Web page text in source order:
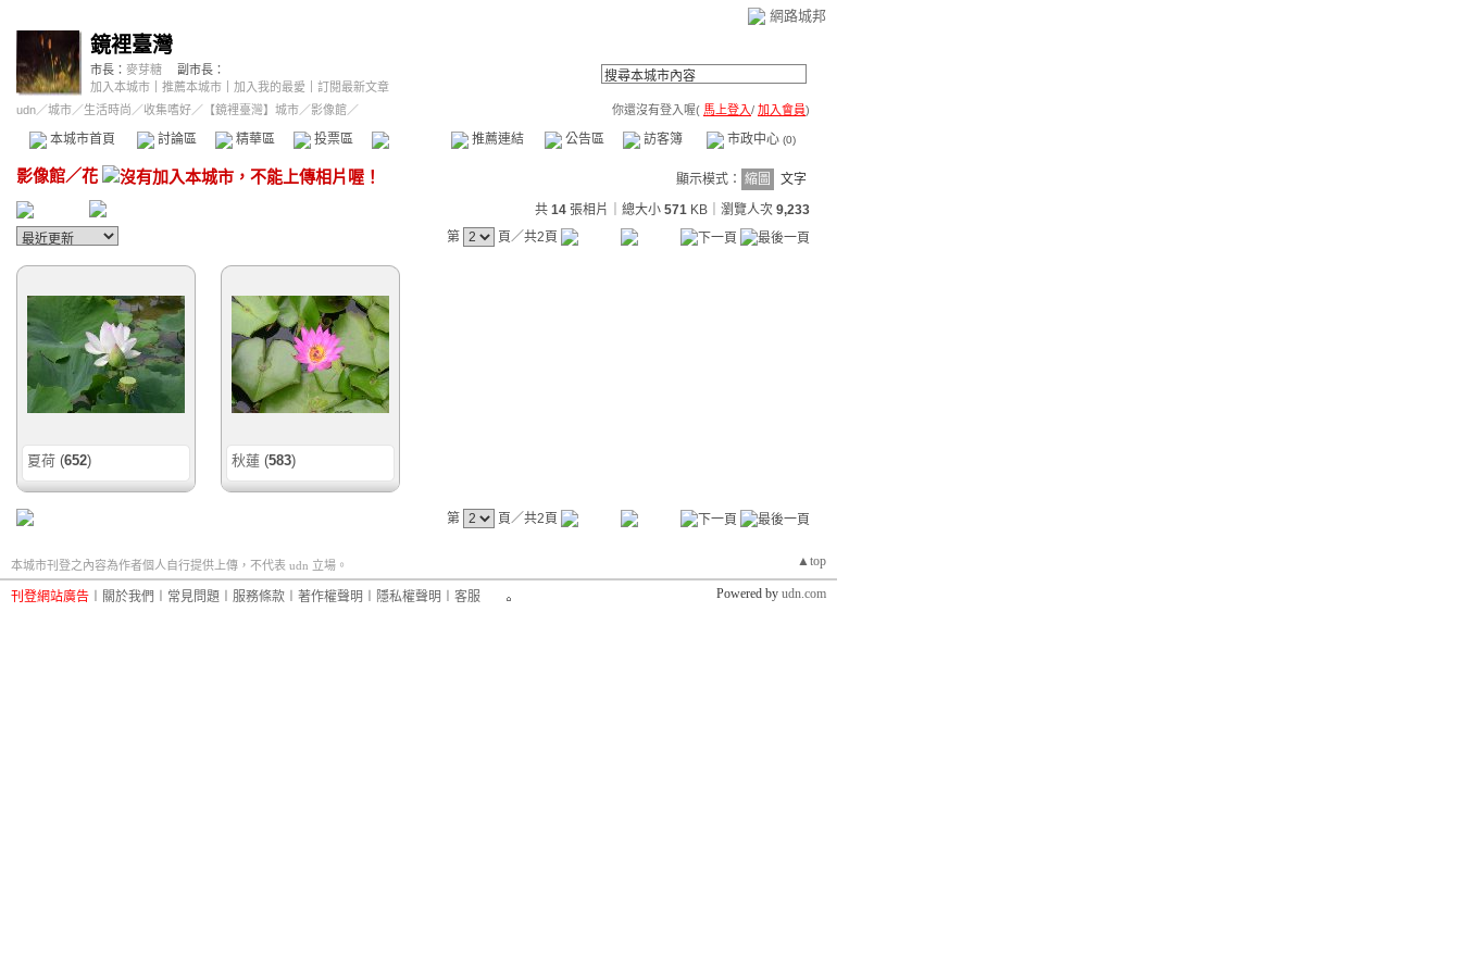
網路城邦
鏡裡臺灣
市長： 麥芽糖
副市長：
加入本城市
推薦本城市 加入我的最愛
訂閱最新文章
udn／城市／生活時尚 ／收集嗜好／ 【鏡裡臺灣】城市／影像館／ 你還沒有登入喔( 馬上登入/ 加入會員)
本城市首頁 討論區 精華區 投票區 影像館 推薦連結 公告區 訪客簿 市政中心 (0)
影像館／花 顯示模式： 縮圖
文字
共 14 張相片｜總大小 571 KB ｜瀏覽人次 9,233
第
頁／共2頁
夏荷 (652) 秋蓮 (583)
第 頁／共2頁
▲top
本城市刊登之內容為作者個人自行提供上傳，不代表 udn 立場。
刊登網站廣告 關於我們 常見問題 服務條款 著作權聲明 隱私權聲明 客服 Powered by udn.com